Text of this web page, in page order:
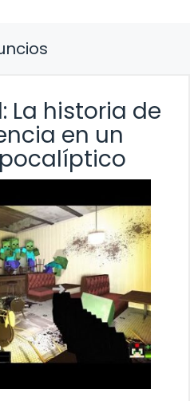
La historia de
en un